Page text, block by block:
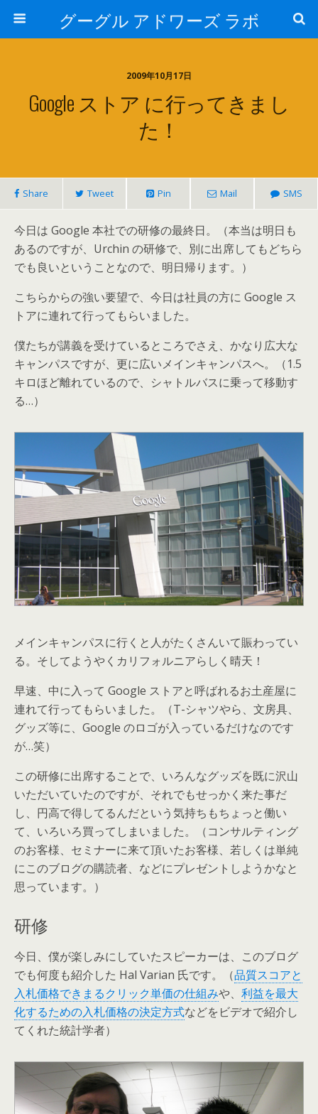
グーグル アドワーズ ラボ
2009年10月17日
Google ストア に行ってきまし
た！
Share Tweet Pin Mail SMS
今日は Google 本社での研修の最終日。（本当は明日も
あるのですが、Urchin の研修で、別に出席してもどちら
でも良いということなので、明日帰ります。）
こちらからの強い要望で、今日は社員の方に Google ス
トアに連れて行ってもらいました。
僕たちが講義を受けているところでさえ、かなり広大な
キャンパスですが、更に広いメインキャンパスへ。（1.5
キロほど離れているので、シャトルバスに乗って移動す
る…）
メインキャンパスに行くと人がたくさんいて賑わってい
る。そしてようやくカリフォルニアらしく晴天！
早速、中に入って Google ストアと呼ばれるお土産屋に
連れて行ってもらいました。（T-シャツやら、文房具、
グッズ等に、Google のロゴが入っているだけなのです
が…笑）
この研修に出席することで、いろんなグッズを既に沢山
いただいていたのですが、それでもせっかく来た事だ
し、円高で得してるんだという気持ちもちょっと働い
て、いろいろ買ってしまいました。（コンサルティング
のお客様、セミナーに来て頂いたお客様、若しくは単純
にこのブログの購読者、などにプレゼントしようかなと
思っています。）
研修
今日、僕が楽しみにしていたスピーカーは、このブログ
でも何度も紹介した Hal Varian 氏です。（品質スコアと
入札価格できまるクリック単価の仕組みや、 利益を最大
化するための入札価格の決定方式などをビデオで紹介し
てくれた統計学者）